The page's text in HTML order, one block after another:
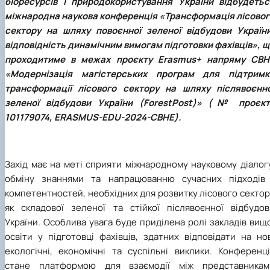
КОРЕНЬ Володимир Анатолійович
- 08.02.2025 р.), випускник 2013 рок…
ЛАЗЕБНИК Іван Вікторович (25.02.1993 -
17.09.2023 р.), випускник 2019 року, спі…
ЛЕВЧЕНКО Валентин Віталійович
19.07.2022 р.), студент 1-го курсу …
ЛІЧНИЙ Юрій Русланович (06.05.1996 -
15.12.2024 р.), випускник 2019 року.
МИКУЛІЧ Богдан Олексійович (07.08.1991
МУЗИЧЕНКО Костянтин Вікторович
(18.02.1993 – 13.02.2023 р.), випускник 2021
рок…
ОБЛОМЕЙ Семен Олександрович
- 21.06.2022 р.), студент 3-го курсу 20…
ПАЛІЄНКО Максим Володимирович
- 24.08.2022 р.), випускник 2011 року.
ПЕТРИЧЕНКО Віктор Михайлович
17.05.2022 р.), випускник 2011 року.
міжнародна наукова конференція «Трансформація
сектору на шляху повоєнної зеленої відбудови
відповідність динамічним вимогам підготовки фахівців»,
проходитиме в межах проєкту Erasmus+ напряму
«Модернізація магістерських програм для
трансформації лісового сектору на шляху
зеленої відбудови України (ForestPost)» (№
101179074, ERASMUS-EDU-2024-CBHE).
Захід має на меті сприяти міжнародному науковому
обміну знаннями та напрацюванню сучасних підходів
компетентностей, необхідних для розвитку лісового
як складової зеленої та стійкої післявоєнної
України. Особлива увага буде приділена ролі закладів
освіти у підготовці фахівців, здатних відповідати на
екологічні, економічні та суспільні виклики.
стане платформою для взаємодії між